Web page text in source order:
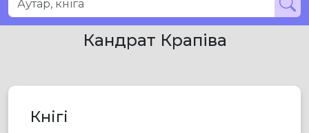
Кандрат Крапіва
Кнігі